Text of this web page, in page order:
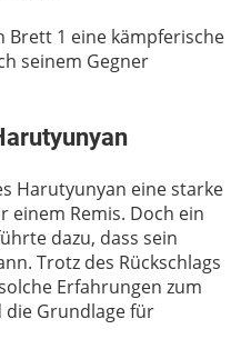
Brett 1 eine kämpferische
seinem Gegner
Harutyunyan eine starke
einem Remis. Doch ein
dazu, dass sein
Trotz des Rückschlags
Erfahrungen zum
die Grundlage für